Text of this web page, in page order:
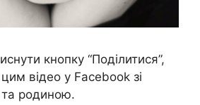
кнопку “Поділитися”,
відео у Facebook зі
родиною.